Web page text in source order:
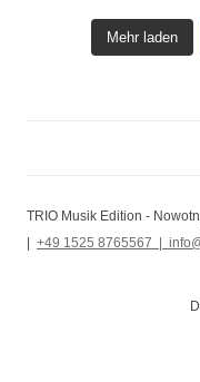
Mehr laden
TRIO Musik Edition -
| +49 1525 8765567 |